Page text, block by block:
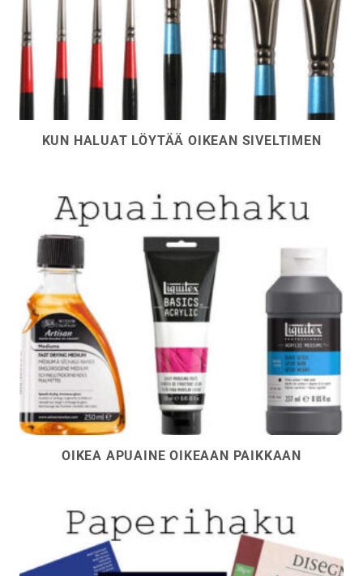
KUN HALUAT LÖYTÄÄ OIKEAN SIVELTIMEN
OIKEA APUAINE OIKEAAN PAIKKAAN